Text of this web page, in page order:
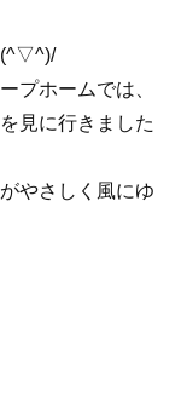
(^▽^)/
プホームでは、
見に行きました
やさしく風にゆ